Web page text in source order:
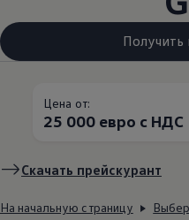
Получить
Цена от:
25 000 евро с НДС
Скачать прейскурант
На начальную страницу